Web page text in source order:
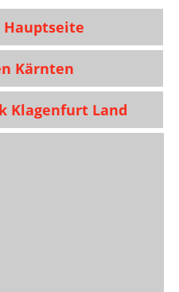
Kärnten
Klagenfurt Land